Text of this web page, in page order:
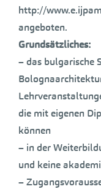
http://
angeboten.
Grundsätzliches:
– das bulgarische
die mit eigenen
können
– in der
und keine
–